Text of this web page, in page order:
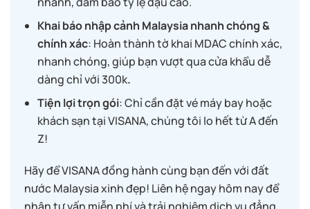
Khai báo nhập cảnh Malaysia nhanh chóng &
chính xác: Hoàn thành tờ khai MDAC chính xác,
nhanh chóng, giúp bạn vượt qua cửa khẩu dễ
dàng chỉ với 300k.
Tiện lợi trọn gói: Chỉ cần đặt vé máy bay hoặc
khách sạn tại VISANA, chúng tôi lo hết từ A đến
Z!
Hãy để VISANA đồng hành cùng bạn đến với đất
nước Malaysia xinh đẹp! Liên hệ ngay hôm nay để